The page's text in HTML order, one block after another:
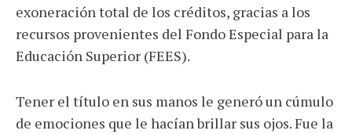
exoneración total de los créditos, gracias a los
recursos provenientes del Fondo Especial para la
Educación Superior (FEES).
Tener el título en sus manos le generó un cúmulo
de emociones que le hacían brillar sus ojos. Fue la